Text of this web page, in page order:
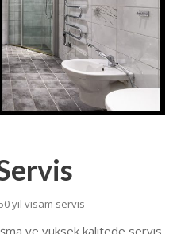
yıl visam servis
ve yüksek kalitede servis